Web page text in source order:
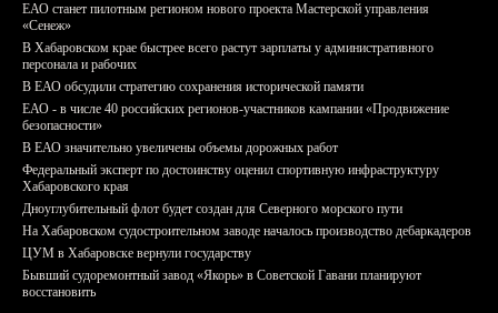
ЕАО станет пилотным регионом нового проекта Мастерской управления
«Сенеж»
В Хабаровском крае быстрее всего растут зарплаты у административного
персонала и рабочих
В ЕАО обсудили стратегию сохранения исторической памяти
ЕАО - в числе 40 российских регионов-участников кампании «Продвижение
безопасности»
В ЕАО значительно увеличены объемы дорожных работ
Федеральный эксперт по достоинству оценил спортивную инфраструктуру
Хабаровского края
Дноуглубительный флот будет создан для Северного морского пути
На Хабаровском судостроительном заводе началось производство дебаркадеров
ЦУМ в Хабаровске вернули государству
Бывший судоремонтный завод «Якорь» в Советской Гавани планируют
восстановить